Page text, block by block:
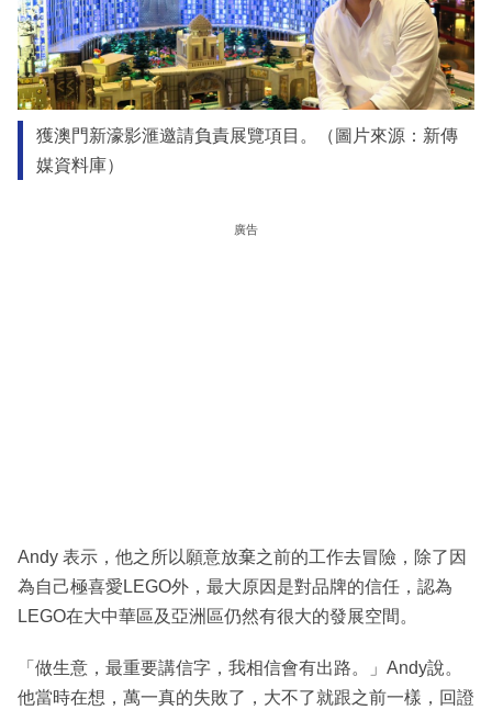
獲澳門新濠影滙邀請負責展覽項目。（圖片來源：新傳
媒資料庫）
廣告
Andy 表示，他之所以願意放棄之前的工作去冒險，除了因
為自己極喜愛LEGO外，最大原因是對品牌的信任，認為
LEGO在大中華區及亞洲區仍然有很大的發展空間。
「做生意，最重要講信字，我相信會有出路。」Andy說。
他當時在想，萬一真的失敗了，大不了就跟之前一樣，回證